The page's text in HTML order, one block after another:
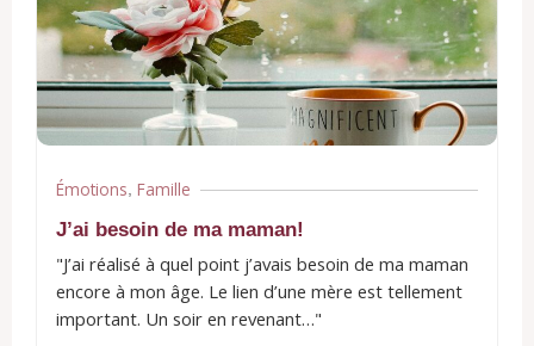
Émotions, Famille
J’ai besoin de ma maman!
"J’ai réalisé à quel point j’avais besoin de ma maman
encore à mon âge. Le lien d’une mère est tellement
important. Un soir en revenant…"